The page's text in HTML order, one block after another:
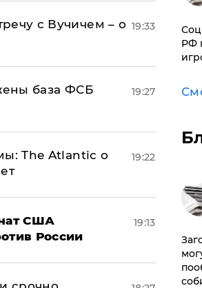
с Вучичем – о 19:33
база ФСБ
19:27
The Atlantic о
19:22
США
России
19:13
РФ